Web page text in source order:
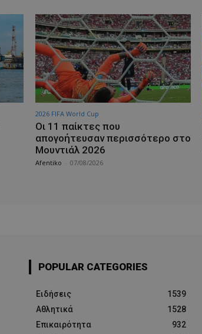
2026 FIFA World Cup
Οι 11 παίκτες που
απογοήτευσαν περισσότερο στο
Μουντιάλ 2026
Afentiko 07/08/2026
POPULAR CATEGORIES
Ειδήσεις
1539
Αθλητικά
1528
Επικαιρότητα
932